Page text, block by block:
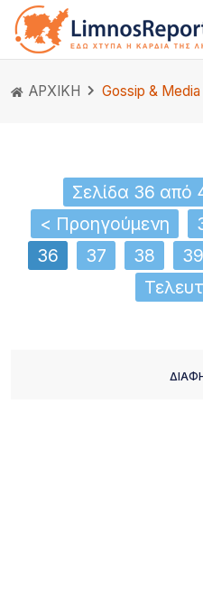
ΑΡΧΙΚΗ Gossip & Media
Σελίδα 36 από
< Προηγούμενη
36
37 38 39